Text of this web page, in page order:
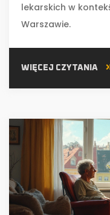
lekarskich w
Warszawie.
WIĘCEJ CZYTANIA